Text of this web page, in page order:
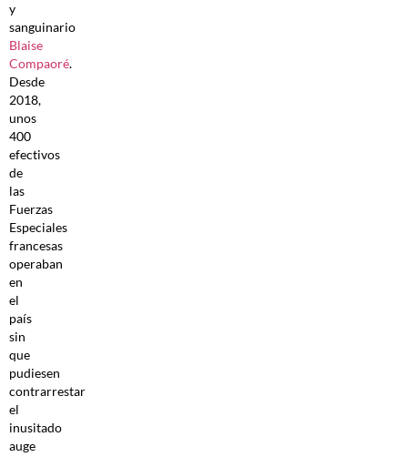
y
sanguinario
Blaise
Compaoré.
Desde
2018,
unos
400
efectivos
de
las
Fuerzas
Especiales
francesas
operaban
en
el
país
sin
que
pudiesen
contrarrestar
el
inusitado
auge